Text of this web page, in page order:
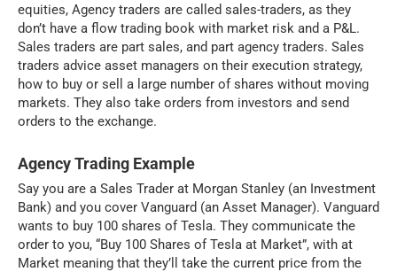
equities, Agency traders are called sales-traders, as they
don’t have a flow trading book with market risk and a P&L.
Sales traders are part sales, and part agency traders. Sales
traders advice asset managers on their execution strategy,
how to buy or sell a large number of shares without moving
markets. They also take orders from investors and send
orders to the exchange.
Agency Trading Example
Say you are a Sales Trader at Morgan Stanley (an Investment
Bank) and you cover Vanguard (an Asset Manager). Vanguard
wants to buy 100 shares of Tesla. They communicate the
order to you, “Buy 100 Shares of Tesla at Market”, with at
Market meaning that they’ll take the current price from the